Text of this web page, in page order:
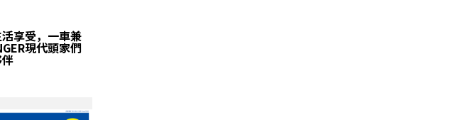
享受，一車兼
現代頭家們